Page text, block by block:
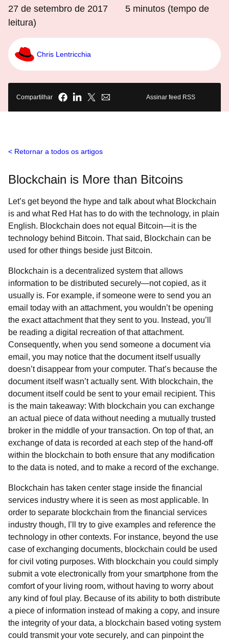
27 de setembro de 2017 5 minutos (tempo de
leitura)
Chris Lentricchia
Compartilhar Assinar feed RSS
Retornar a todos os artigos
Blockchain is More than Bitcoins
Let’s get beyond the hype and talk about what Blockchain
is and what Red Hat has to do with the technology, in plain
English. Blockchain does not equal Bitcoin—it is the
technology behind Bitcoin. That said, Blockchain can be
used for other things beside just Bitcoin.
Blockchain is a decentralized system that allows
information to be distributed securely—not copied, as it
usually is. For example, if someone were to send you an
email today with an attachment, you wouldn’t be opening
the exact attachment that they sent to you. Instead, you’ll
be reading a digital recreation of that attachment.
Consequently, when you send someone a document via
email, you may notice that the document itself usually
doesn’t disappear from your computer. That’s because the
document itself wasn’t actually sent. With blockchain, the
document itself could be sent to your email recipient. This
is the main takeaway: With blockchain you can exchange
an actual piece of data without needing a mutually trusted
broker in the middle of your transaction. On top of that, an
exchange of data is recorded at each step of the hand-off
within the blockchain to both ensure that any modification
to the data is noted, and to make a record of the exchange.
Blockchain has taken center stage inside the financial
services industry where it is seen as most applicable. In
order to separate blockchain from the financial services
industry though, I’ll try to give examples and reference the
technology in other contexts. For instance, beyond the use
case of exchanging documents, blockchain could be used
for civil voting purposes. With blockchain you could simply
submit a vote electronically from your smartphone from the
comfort of your living room, without having to worry about
any kind of foul play. Because of its ability to both distribute
a piece of information instead of making a copy, and insure
the integrity of your data, a blockchain based voting system
could transmit your vote securely, and can pinpoint the